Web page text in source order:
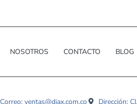
NOSOTROS CONTACTO BLOG
Correo: ventas@diax.com.co Dirección: